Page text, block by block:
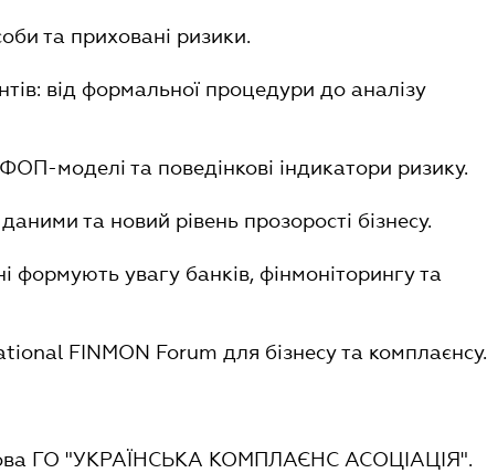
та приховані ризики.
від формальної процедури до аналізу
моделі та поведінкові індикатори ризику.
та новий рівень прозорості бізнесу.
формують увагу банків, фінмоніторингу та
FINMON Forum для бізнесу та комплаєнсу.
ГО "УКРАЇНСЬКА КОМПЛАЄНС АСОЦІАЦІЯ".